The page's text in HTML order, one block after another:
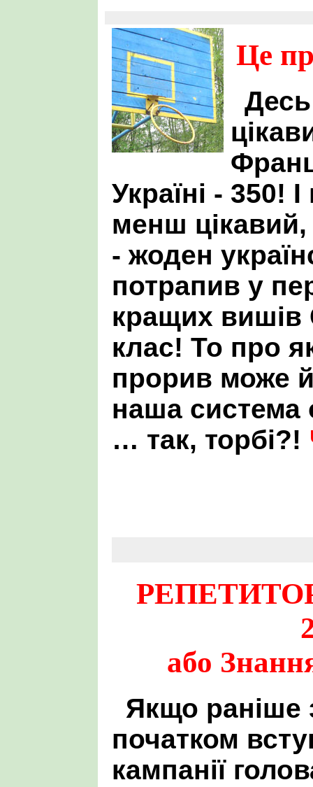
Це
Україні - 350!
менш цікавий,
- жоден
потрапив у
кращих вишів
клас! То про
прорив може
наша система
… так, торбі?!
або
Якщо раніше
початком
кампанії